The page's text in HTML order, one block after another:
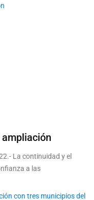
La continuidad y el
a las